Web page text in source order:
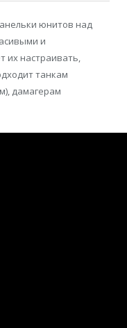
юнитов над
и
их настраивать,
танкам
дамагерам